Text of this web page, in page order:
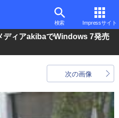
検索 Impressサイト
ディアakibaでWindows 7発売
次の画像